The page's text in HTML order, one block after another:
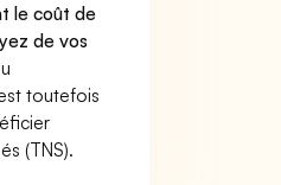
le coût de
de vos
toutefois
(TNS).